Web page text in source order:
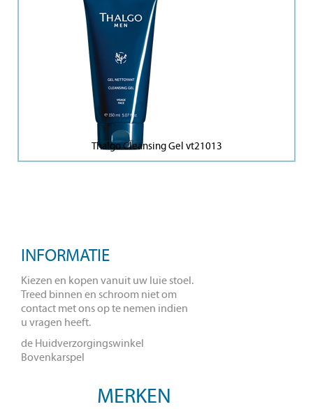
Thalgo Cleansing Gel vt21013
INFORMATIE
Kiezen en kopen vanuit uw luie stoel.
Treed binnen en schroom niet om
contact met ons op te nemen indien
u vragen heeft.
de Huidverzorgingswinkel
Bovenkarspel
MERKEN